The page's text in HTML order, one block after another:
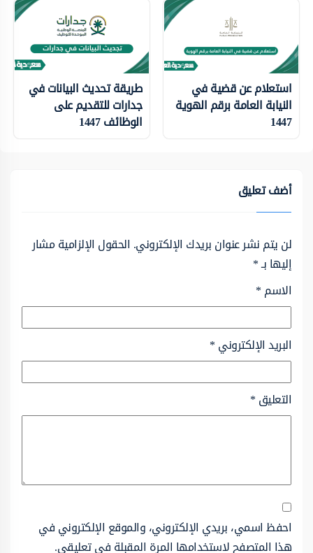
استعلام عن قضية في
النيابة العامة برقم الهوية
1447
طريقة تحديث البيانات في
جدارات للتقديم على
الوظائف 1447
أضف تعليق
لن يتم نشر عنوان بريدك الإلكتروني. الحقول الإلزامية مشار
إليها بـ*
الاسم*
البريد الإلكتروني*
التعليق*
احفظ اسمي، بريدي الإلكتروني، والموقع الإلكتروني في
هذا المتصفح لاستخدامها المرة المقبلة في تعليقي.